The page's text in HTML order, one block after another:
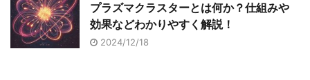
プラズマクラスターとは何か？仕組みや
効果などわかりやすく解説！
2024/12/18